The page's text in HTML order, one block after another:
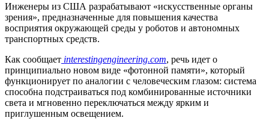
Инженеры из США разрабатывают «искусственные органы
зрения», предназначенные для повышения качества
восприятия окружающей среды у роботов и автономных
транспортных средств.
Как сообщает interestingengineering.com, речь идет о
принципиально новом виде «фотонной памяти», который
функционирует по аналогии с человеческим глазом: система
способна подстраиваться под комбинированные источники
света и мгновенно переключаться между ярким и
приглушенным освещением.